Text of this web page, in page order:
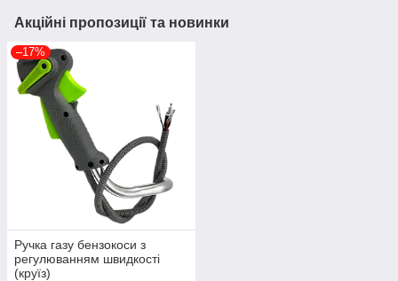
Акційні пропозиції та новинки
–17%
Ручка газу бензокоси з
регулюванням швидкості
(круїз)